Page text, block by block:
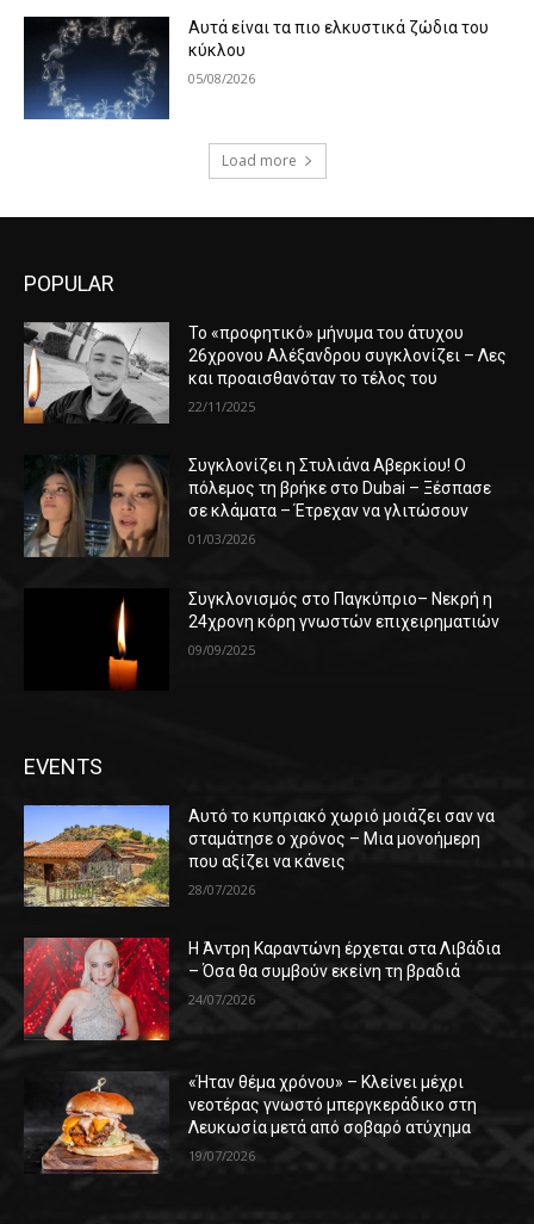
Αυτά είναι τα πιο ελκυστικά ζώδια του
κύκλου
05/08/2026
Load more
POPULAR
Το «προφητικό» μήνυμα του άτυχου
26χρονου Αλέξανδρου συγκλονίζει – Λες
και προαισθανόταν το τέλος του
22/11/2025
Συγκλονίζει η Στυλιάνα Αβερκίου! Ο
πόλεμος τη βρήκε στο Dubai – Ξέσπασε
σε κλάματα – Έτρεχαν να γλιτώσουν
01/03/2026
Συγκλονισμός στο Παγκύπριο– Νεκρή η
24χρονη κόρη γνωστών επιχειρηματιών
09/09/2025
EVENTS
Αυτό το κυπριακό χωριό μοιάζει σαν να
σταμάτησε ο χρόνος – Μια μονοήμερη
που αξίζει να κάνεις
28/07/2026
Η Άντρη Καραντώνη έρχεται στα Λιβάδια
– Όσα θα συμβούν εκείνη τη βραδιά
24/07/2026
«Ήταν θέμα χρόνου» – Κλείνει μέχρι
νεοτέρας γνωστό μπεργκεράδικο στη
Λευκωσία μετά από σοβαρό ατύχημα
19/07/2026